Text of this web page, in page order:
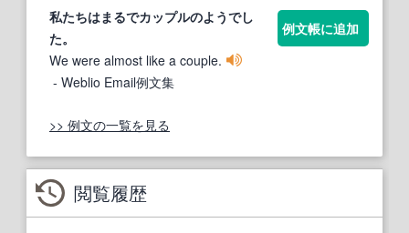
私たちはまるでカップルのようでし
た。
We were almost like a couple.
- Weblio Email例文集
例文帳に追加
>> 例文の一覧を見る
閲覧履歴